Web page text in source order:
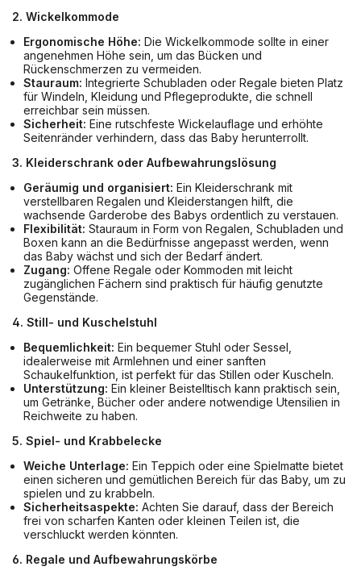
2. Wickelkommode
Ergonomische Höhe: Die Wickelkommode sollte in einer
angenehmen Höhe sein, um das Bücken und
Rückenschmerzen zu vermeiden.
Stauraum: Integrierte Schubladen oder Regale bieten Platz
für Windeln, Kleidung und Pflegeprodukte, die schnell
erreichbar sein müssen.
Sicherheit: Eine rutschfeste Wickelauflage und erhöhte
Seitenränder verhindern, dass das Baby herunterrollt.
3. Kleiderschrank oder Aufbewahrungslösung
Geräumig und organisiert: Ein Kleiderschrank mit
verstellbaren Regalen und Kleiderstangen hilft, die
wachsende Garderobe des Babys ordentlich zu verstauen.
Flexibilität: Stauraum in Form von Regalen, Schubladen und
Boxen kann an die Bedürfnisse angepasst werden, wenn
das Baby wächst und sich der Bedarf ändert.
Zugang: Offene Regale oder Kommoden mit leicht
zugänglichen Fächern sind praktisch für häufig genutzte
Gegenstände.
4. Still- und Kuschelstuhl
Bequemlichkeit: Ein bequemer Stuhl oder Sessel,
idealerweise mit Armlehnen und einer sanften
Schaukelfunktion, ist perfekt für das Stillen oder Kuscheln.
Unterstützung: Ein kleiner Beistelltisch kann praktisch sein,
um Getränke, Bücher oder andere notwendige Utensilien in
Reichweite zu haben.
5. Spiel- und Krabbelecke
Weiche Unterlage: Ein Teppich oder eine Spielmatte bietet
einen sicheren und gemütlichen Bereich für das Baby, um zu
spielen und zu krabbeln.
Sicherheitsaspekte: Achten Sie darauf, dass der Bereich
frei von scharfen Kanten oder kleinen Teilen ist, die
verschluckt werden könnten.
6. Regale und Aufbewahrungskörbe